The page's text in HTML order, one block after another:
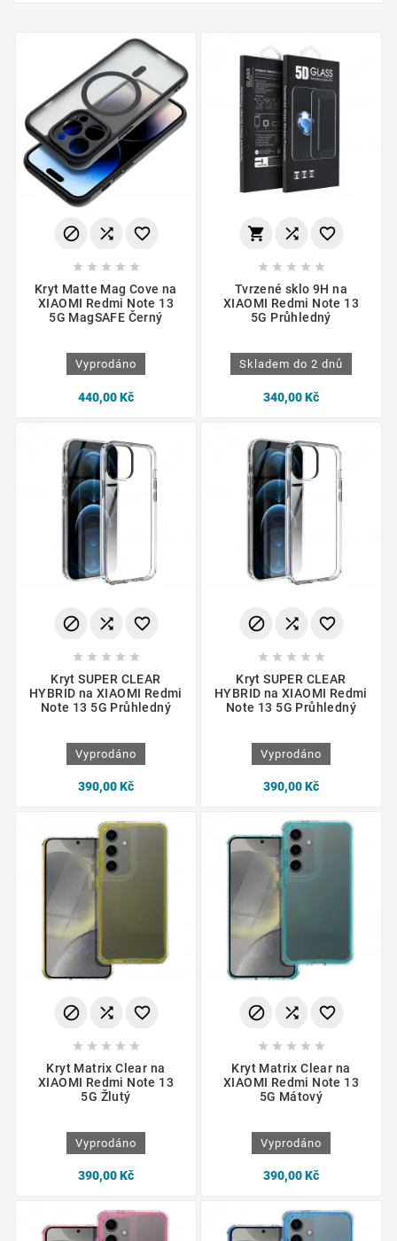
  
    
Kryt Matte Mag Cove na
XIAOMI Redmi Note 13
5G MagSAFE Černý
Vyprodáno
440,00 Kč
  
    
Tvrzené sklo 9H na
XIAOMI Redmi Note 13
5G Průhledný
Skladem do 2 dnů
340,00 Kč
  
    
Kryt SUPER CLEAR
HYBRID na XIAOMI Redmi
Note 13 5G Průhledný
Vyprodáno
390,00 Kč
  
    
Kryt SUPER CLEAR
HYBRID na XIAOMI Redmi
Note 13 5G Průhledný
Vyprodáno
390,00 Kč
  
    
Kryt Matrix Clear na
XIAOMI Redmi Note 13
5G Žlutý
Vyprodáno
390,00 Kč
  
    
Kryt Matrix Clear na
XIAOMI Redmi Note 13
5G Mátový
Vyprodáno
390,00 Kč